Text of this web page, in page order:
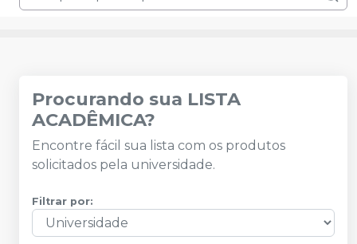
Procurando sua LISTA
ACADÊMICA?
Encontre fácil sua lista com os produtos
solicitados pela universidade.
Filtrar por: